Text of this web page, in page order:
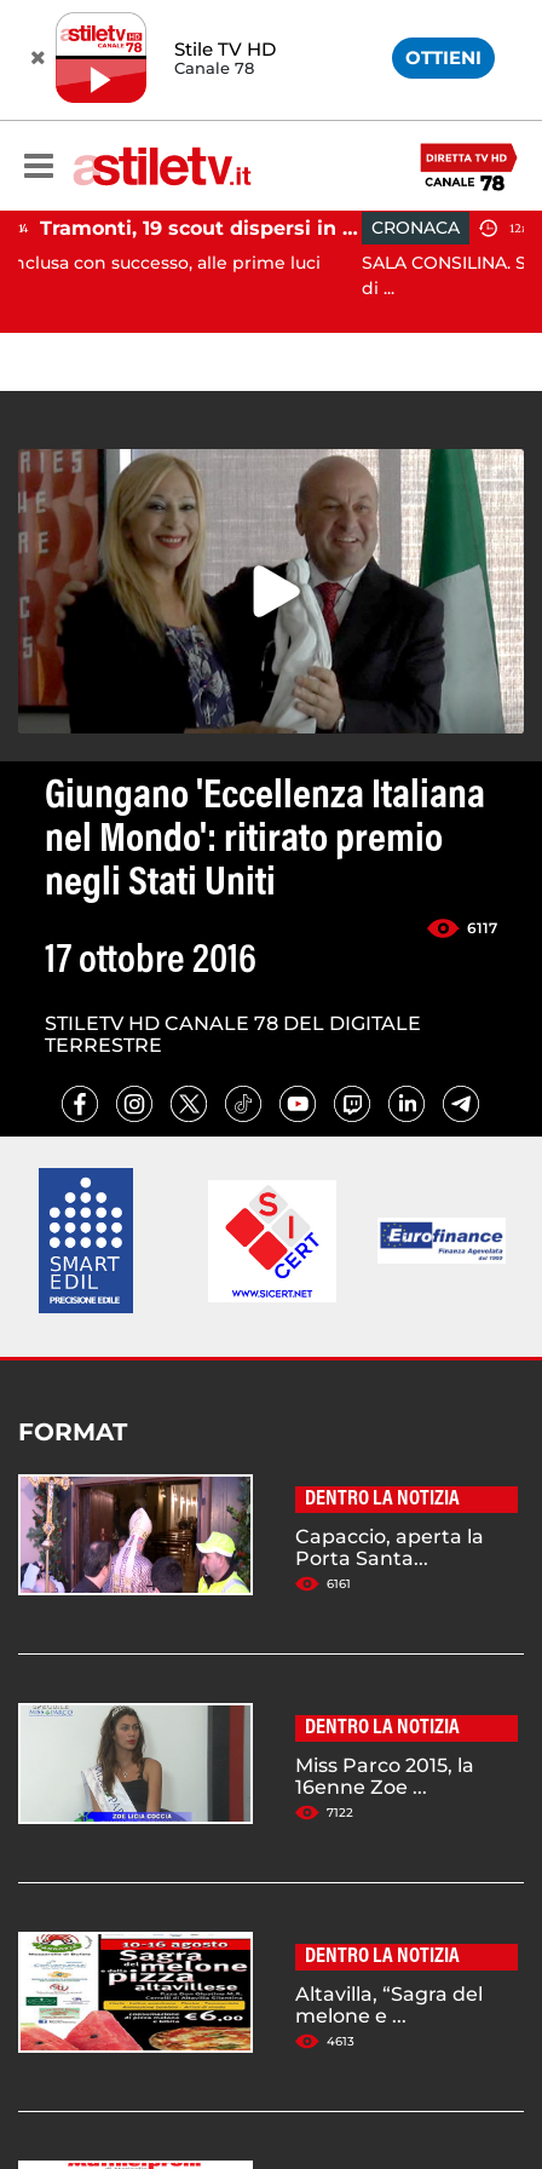
Stile TV HD
Canale 78 OTTIENI
Tramonti, 19 scout dispersi in montagna salvati dai vigili del fuoco
alle prime luci
CRONACA 12:41
SALA CONSILINA. Si ritrovano
Giungano 'Eccellenza Italiana
nel Mondo': ritirato premio
negli Stati Uniti
6117
17 ottobre 2016
STILETV HD CANALE 78 DEL DIGITALE
TERRESTRE
FORMAT
DENTRO LA NOTIZIA
Capaccio, aperta la
Porta Santa...
6161
DENTRO LA NOTIZIA
Miss Parco 2015, la
16enne Zoe ...
7122
DENTRO LA NOTIZIA
Altavilla, “Sagra del
melone e ...
4613